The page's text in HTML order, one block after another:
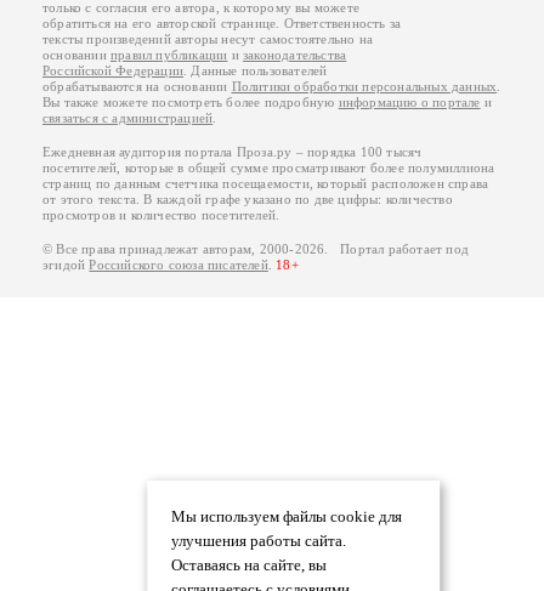
Мы используем файлы cookie для
улучшения работы сайта.
Оставаясь на сайте, вы
только с согласия его автора, к которому вы можете
обратиться на его авторской странице. Ответственность за
тексты произведений авторы несут самостоятельно на
основанииправил публикации изаконодательства
Российской Федерации . Данные пользователей
обрабатываются на основании Политики обработки персональных данных
Вы также можете посмотреть более подробную информацию о портале и
связаться с администрацией
Ежедневная аудитория портала Проза.ру – порядка 100 тысяч
посетителей, которые в общей сумме просматривают более полумиллиона
страниц по данным счетчика посещаемости, который расположен справа
от этого текста. В каждой графе указано по две цифры: количество
просмотров и количество посетителей.
© Все права принадлежат авторам, 2000-2026. Портал работает под
эгидойРоссийского союза писателей. 18+